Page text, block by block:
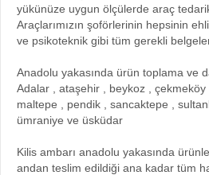
yükünüze uygun ölçülerde araç
Araçlarımızın şoförlerinin hepsinin
ve psikoteknik gibi tüm gerekli
Anadolu yakasında ürün toplama ve
Adalar , ataşehir , beykoz , çekmeköy
maltepe , pendik , sancaktepe ,
ümraniye ve üsküdar
Kilis ambarı anadolu yakasında
andan teslim edildiği ana kadar tüm